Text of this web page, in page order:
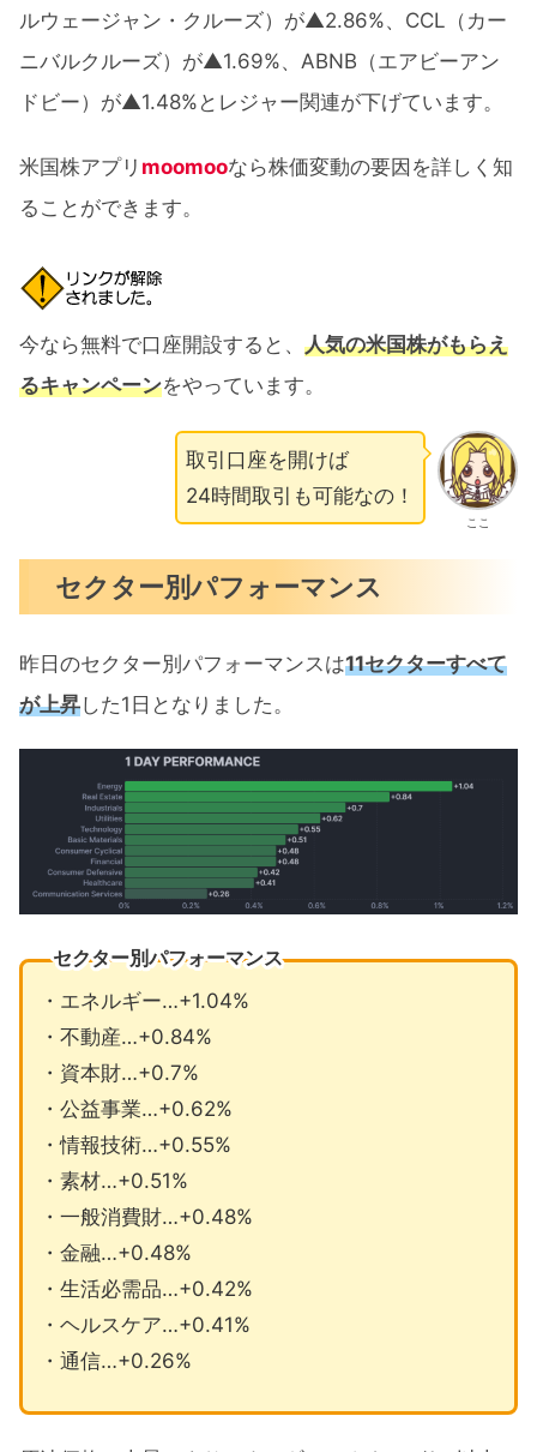
ルウェージャン・クルーズ）が▲2.86%、CCL（カー
ニバルクルーズ）が▲1.69%、ABNB（エアビーアン
ドビー）が▲1.48%とレジャー関連が下げています。
米国株アプリ moomooなら株価変動の要因を詳しく知
ることができます。
今なら無料で口座開設すると、 人気の米国株がもらえ
るキャンペーンをやっています。
ここ
取引口座を開けば
24時間取引も可能なの！
セクター別パフォーマンス
昨日のセクター別パフォーマンスは11セクターすべて
が上昇した1日となりました。
セクター別パフォーマンス
・エネルギー…+1.04%
・不動産…+0.84%
・資本財…+0.7%
・公益事業…+0.62%
・情報技術…+0.55%
・素材…+0.51%
・一般消費財…+0.48%
・金融…+0.48%
・生活必需品…+0.42%
・ヘルスケア…+0.41%
・通信…+0.26%